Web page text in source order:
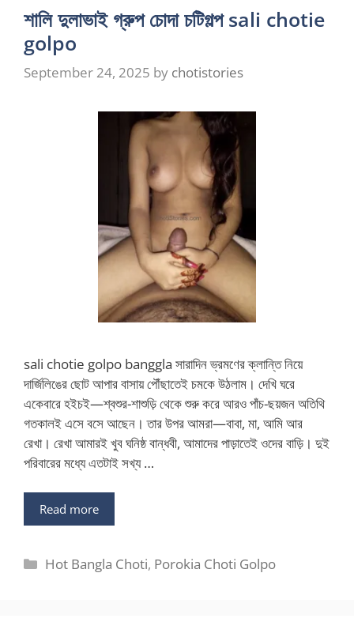
শালি দুলাভাই গ্রুপ চোদা চটিগল্প sali chotie
golpo
September 24, 2025 by chotistories
sali chotie golpo banggla সারাদিন ভ্রমণের ক্লান্তি নিয়ে
দার্জিলিঙের ছোট আপার বাসায় পৌঁছাতেই চমকে উঠলাম। দেখি ঘরে
একেবারে হইচই—শ্বশুর-শাশুড়ি থেকে শুরু করে আরও পাঁচ-ছয়জন অতিথি
গতকালই এসে বসে আছেন। তার উপর আমরা—বাবা, মা, আমি আর
রেখা। রেখা আমারই খুব ঘনিষ্ঠ বান্ধবী, আমাদের পাড়াতেই ওদের বাড়ি। দুই
পরিবারের মধ্যে এতটাই সখ্য …
Read more
Categories
Hot Bangla Choti, Porokia Choti Golpo